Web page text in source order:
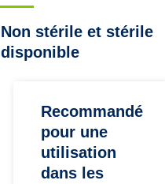
Non stérile et stérile
disponible
Recommandé
pour une
utilisation
dans les